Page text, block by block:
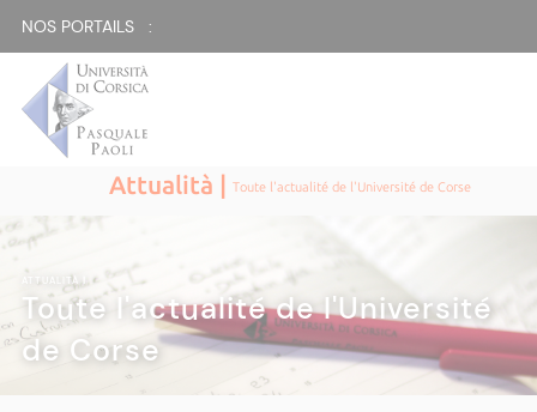
NOS PORTAILS :
Attualità |Toute l'actualité de l'Université de Corse
ATTUALITÀ|
Toute l'actualité de l'Université
de Corse